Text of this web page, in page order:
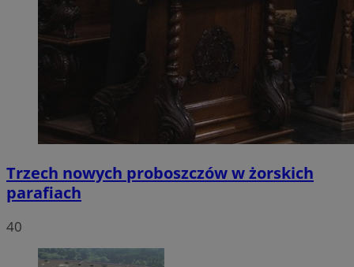
Trzech nowych proboszczów w żorskich
parafiach
40